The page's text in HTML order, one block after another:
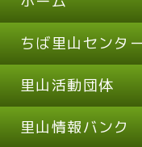
ちば里山センタ
里山活動団体
里山情報バンク